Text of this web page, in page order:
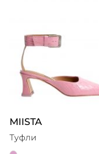
MIISTA
Туфли